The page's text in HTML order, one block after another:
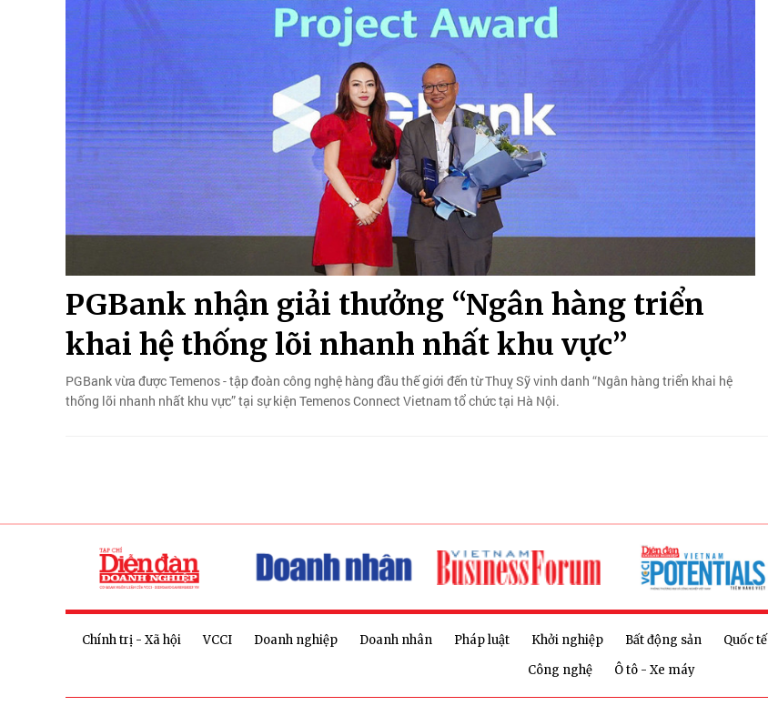
PGBank nhận giải thưởng “Ngân hàng triển
khai hệ thống lõi nhanh nhất khu vực”
PGBank vừa được Temenos - tập đoàn công nghệ hàng đầu thế giới đến từ Thuỵ Sỹ vinh danh “Ngân hàng triển khai hệ
thống lõi nhanh nhất khu vực” tại sự kiện Temenos Connect Vietnam tổ chức tại Hà Nội.
Chính trị - Xã hội VCCI Doanh nghiệp Doanh nhân Pháp luật Khởi nghiệp Bất động sản Quốc tế
Công nghệ
Ô tô - Xe máy